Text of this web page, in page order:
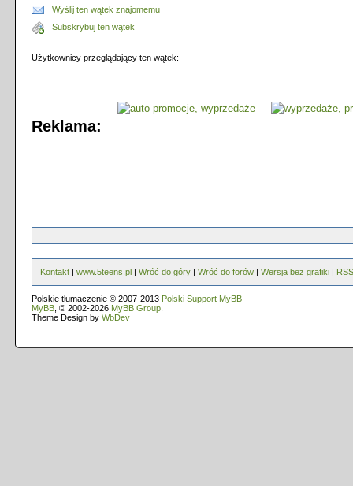
Wyślij ten wątek znajomemu
Subskrybuj ten wątek
Użytkownicy przeglądający ten wątek:
Reklama:
Kontakt | www.5teens.pl | Wróć do góry | Wróć do forów | Wersja bez grafiki | RSS
Polskie tłumaczenie © 2007-2013 Polski Support MyBB
MyBB , © 2002-2026 MyBB Group
Theme Design by WbDev